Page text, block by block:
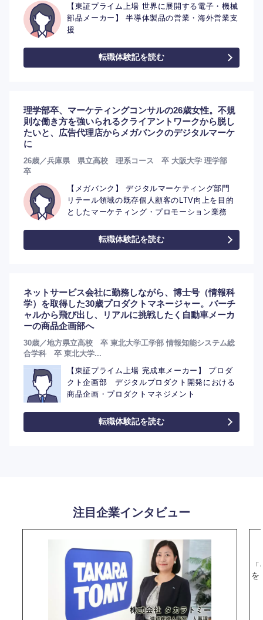
選択する
【東証プライム上場 世界に展開する電子・機械
部品メーカー】 半導体製品の営業・海外営業支
援
転職体験記を読む
理学部卒、マーケティングコンサルの26歳女性。不規
則な働き方を強いられるクライアントワークから脱し
たいと、広告代理店からメガバンクのデジタルマーケ
に
26歳／兵庫県 県立高校 理系コース 卒 大阪大学 理学部
卒
【メガバンク】 デジタルマーケティング部門
リテール領域の既存個人顧客のLTV向上を目的
としたマーケティング・プロモーション業務
転職体験記を読む
ネットサービス会社に勤務しながら、博士号（情報科
学）を取得した30歳プロダクトマネージャー。バーチ
ャルから飛び出し、リアルに挑戦したく自動車メーカ
ーの商品企画部へ
30歳／地方県立高校 卒 東北大学工学部 情報知能システム総
合学科 卒 東北大学...
【東証プライム上場 完成車メーカー】 プロダ
クト企画部 デジタルプロダクト開発における
商品企画・プロダクトマネジメント
転職体験記を読む
注目企業インタビュー
を